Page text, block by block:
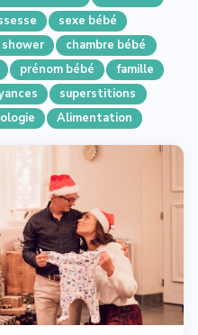
sexe bébé
shower
chambre bébé
prénom bébé
famille
superstitions
Alimentation